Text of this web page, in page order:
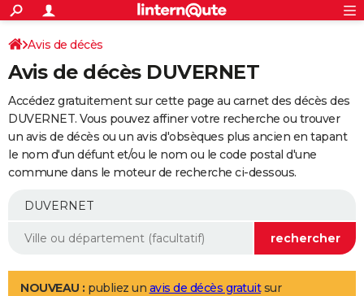
ACTUALITÉS
Politique
Société
Faits Divers
Education
Monde
Villes
+
SPORT
Coupe du monde 2026
Football
Tennis
Cyclisme
Rugby
Forum
Programme TV
TNT
Streaming
Cinéma
Sorties cinéma
Musique
+
FINANCE
Impôts
Immobilier
Risques naturels par ville
Banque
Assurance
Crédit
AUTO
Essais
Réserver un essai
Citadines
Berlines
SUV
Forum auto
+
Mobiles
Meilleur smartphone
Internet
Ordinateurs
Jeux vidéo
Guide high-tech
Aménagement intérieur
LIFESTYLE
Avis de décès
Avis de décès DUVERNET
Accédez gratuitement sur cette page au carnet des décès des
DUVERNET. Vous pouvez affiner votre recherche ou trouver
un avis de décès ou un avis d'obsèques plus ancien en tapant
le nom d'un défunt et/ou le nom ou le code postal d'une
commune dans le moteur de recherche ci-dessous.
NOUVEAU : publiez un avis de décès gratuitsur